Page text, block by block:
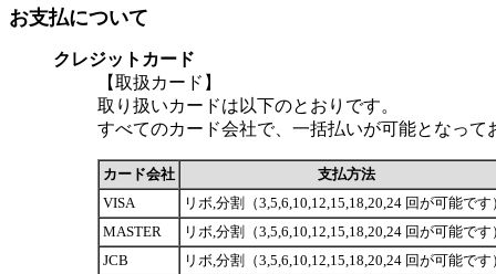
お支払について
クレジットカード
【取扱カード】
取り扱いカードは以下のとおりです。
すべてのカード会社で、一括払いが可能となって
カード会社
支払方法
VISA
リボ,分割（3,5,6,10,12,15,18,20,24 回が可能です
MASTER
リボ,分割（3,5,6,10,12,15,18,20,24 回が可能です
JCB
リボ,分割（3,5,6,10,12,15,18,20,24 回が可能です